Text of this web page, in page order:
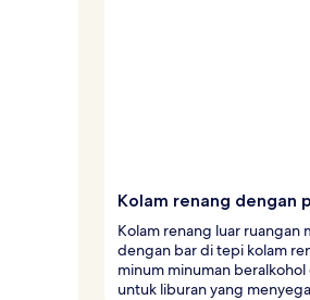
Kolam renang dengan
Kolam renang luar ruangan
dengan bar di tepi kolam
minum minuman
untuk liburan yang